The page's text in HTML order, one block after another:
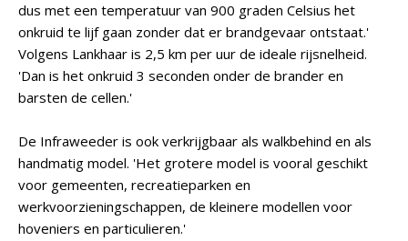
dus met een temperatuur van 900 graden Celsius het
onkruid te lijf gaan zonder dat er brandgevaar ontstaat.'
Volgens Lankhaar is 2,5 km per uur de ideale rijsnelheid.
'Dan is het onkruid 3 seconden onder de brander en
barsten de cellen.'
De Infraweeder is ook verkrijgbaar als walkbehind en als
handmatig model. 'Het grotere model is vooral geschikt
voor gemeenten, recreatieparken en
werkvoorzieningschappen, de kleinere modellen voor
hoveniers en particulieren.'